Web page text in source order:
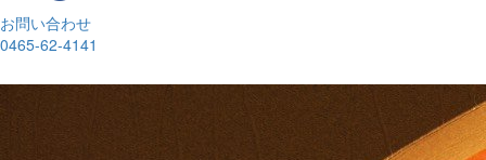
お問い合わせ
0465-62-4141